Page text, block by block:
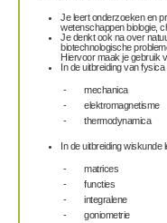
Je leert onderzoeken en
wetenschappen biologie,
Je denkt ook na over
biotechnologische
Hiervoor maak je gebruik
In de uitbreiding van fysica
- mechanica
- elektromagnetisme
- thermodynamica
In de uitbreiding wiskunde
- matrices
- functies
- integralene
- goniometrie